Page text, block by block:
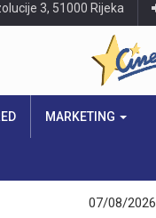
3, 51000 Rijeka
MARKETING
07/08/2026